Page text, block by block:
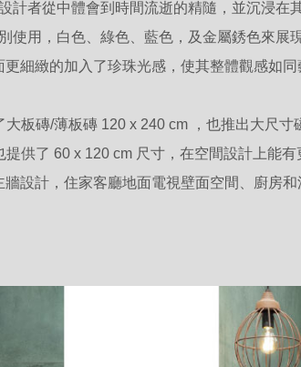
計者從中體會到時間流逝的精隨，並沉浸在
使用，白色、綠色、藍色，及金屬銹色來展
更細緻的加入了珍珠光感，使其整體觀感如同
大板磚/薄板磚 120 x 240 cm ，也推出大尺寸
提供了 60 x 120 cm 尺寸，在空間設計上能
設計，住家客廳地面電視壁面空間、廚房和